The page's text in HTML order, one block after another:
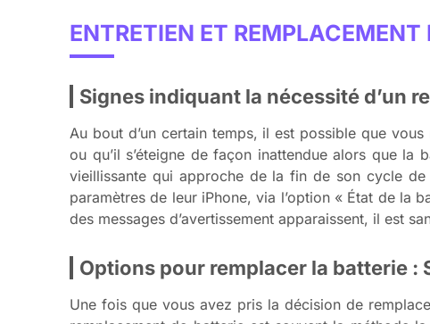
ENTRETIEN ET REMPLACEMENT
Signes indiquant la nécessité d’un
Au bout d’un certain temps, il est possible que
ou qu’il s’éteigne de façon inattendue alors que la
vieillissante qui approche de la fin de son cycle
paramètres de leur iPhone, via l’option « État de la
des messages d’avertissement apparaissent, il est
Options pour remplacer la batterie
Une fois que vous avez pris la décision de